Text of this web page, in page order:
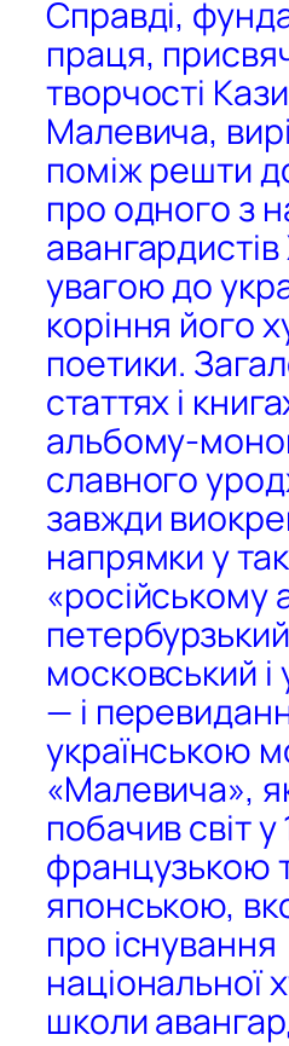
Справді,
праця,
творчості
Малевича,
поміж решти
про одного з
авангардистів
увагою до
коріння його
поетики.
статтях і
альбому-
славного
завжди
напрямки у
«російському
московський і
— і
українською
«Малевича»,
побачив світ
французькою
японською,
про існування
національної
школи